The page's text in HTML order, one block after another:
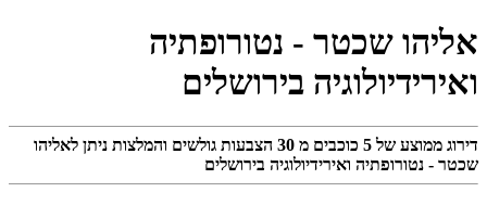
אליהו שכטר - נטורופתיה
ואירידיולוגיה בירושלים
דירוג ממוצע של 5 כוכבים מ 30 הצבעות גולשים והמלצות ניתן לאליהו
שכטר - נטורופתיה ואירידיולוגיה בירושלים